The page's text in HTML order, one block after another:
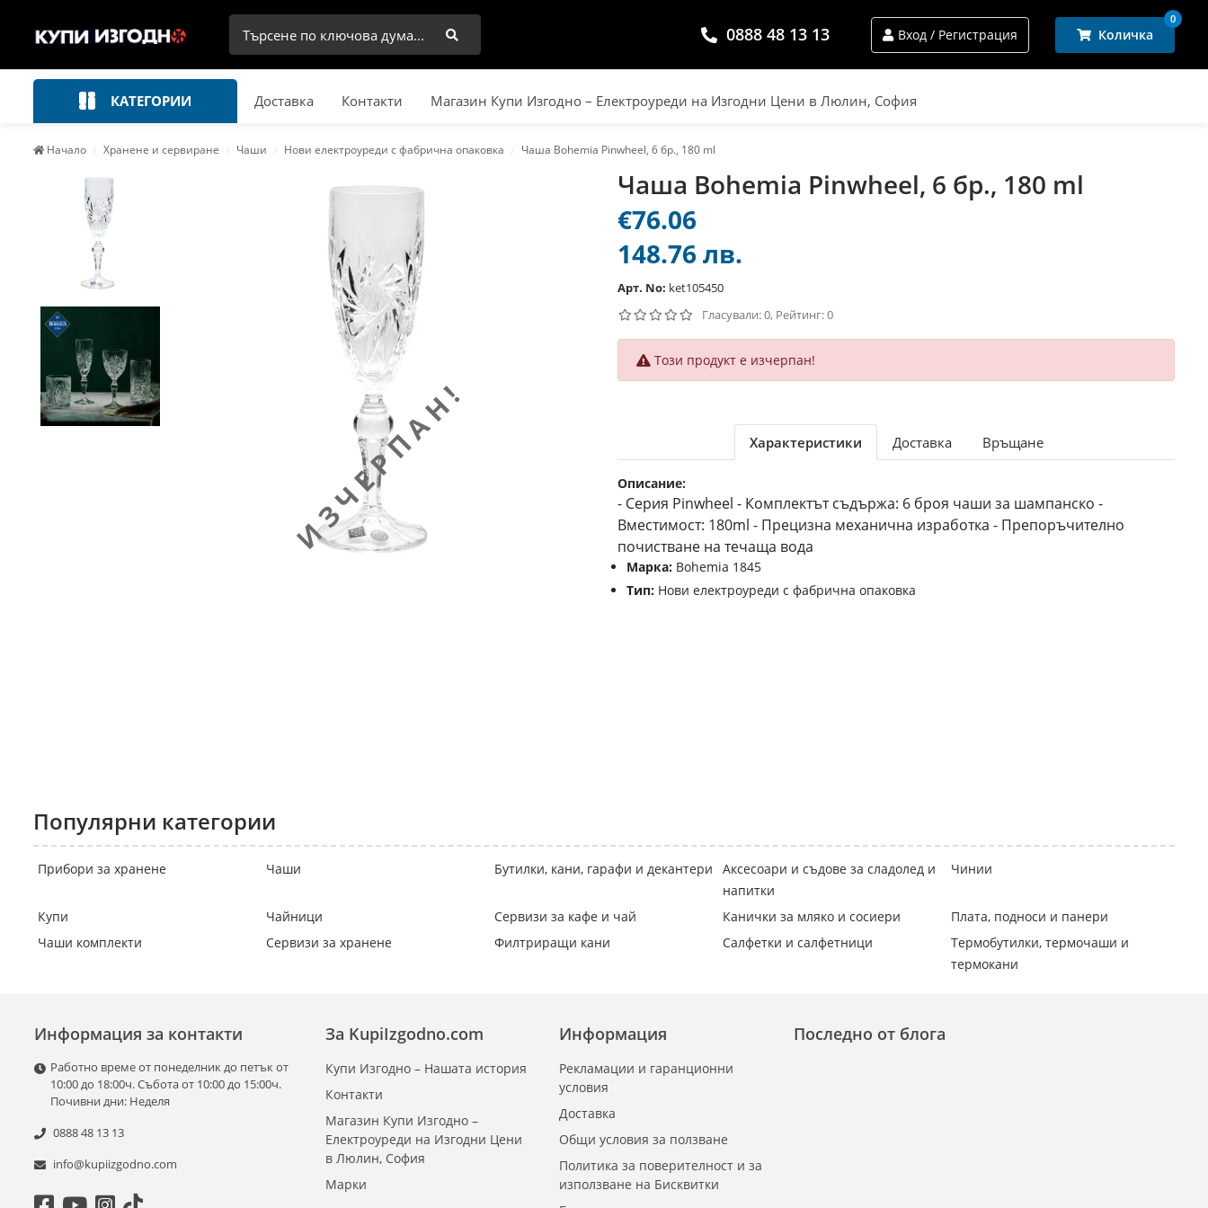
Търси 0888 48 13 13 Вход / Регистрация Количка
0
КАТЕГОРИИ Доставка Контакти Магазин Купи Изгодно – Електроуреди на Изгодни Цени в Люлин, София
Начало Хранене и сервиране Чаши Нови електроуреди с фабрична опаковка Чаша Bohemia Pinwheel, 6 бр., 180 ml
Чаша Bohemia Pinwheel, 6 бр., 180 ml
€76.06
148.76 лв.
Арт. No: ket105450
Гласували: 0, Рейтинг: 0
Този продукт е изчерпан!
Характеристики Доставка Връщане
Описание:
- Серия Pinwheel - Комплектът съдържа: 6 броя чаши за шампанско -
Вместимост: 180ml - Прецизна механична изработка - Препоръчително
почистване на течаща вода
Марка: Bohemia 1845
Тип: Нови електроуреди с фабрична опаковка
Популярни категории
Прибори за хранене Чаши Бутилки, кани, гарафи и декантери
Аксесоари и съдове за сладолед и
напитки
Чинии
Купи Чайници Сервизи за кафе и чай Канички за мляко и сосиери
Плата, подноси и панери
Чаши комплекти
Сервизи за хранене Филтриращи кани Салфетки и салфетници
Термобутилки, термочаши и
термокани
Информация за контакти
Работно време от понеделник до петък от
10:00 до 18:00ч. Събота от 10:00 до 15:00ч.
Почивни дни: Неделя
0888 48 13 13
info@kupiizgodno.com
Информация
Рекламации и гаранционни
условия
Доставка
Общи условия за ползване
Политика за поверителност и за
използване на Бисквитки
За KupiIzgodno.com
Купи Изгодно – Нашата история
Контакти
Магазин Купи Изгодно –
Електроуреди на Изгодни Цени
в Люлин, София
Марки
Последно от блога